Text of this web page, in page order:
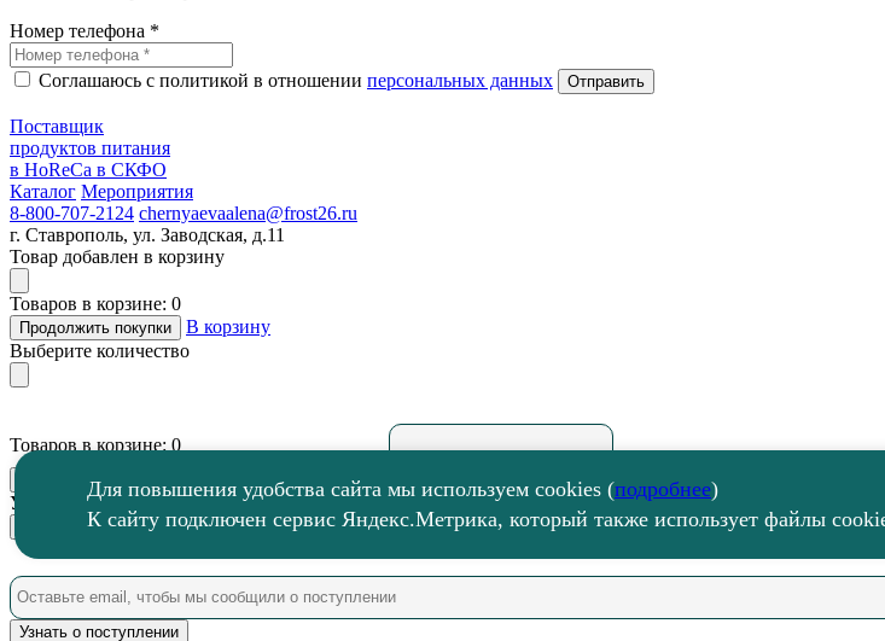
Для повышения удобства сайта мы используем cookies (подробнее)
К сайту подключен сервис Яндекс.Метрика, который также использует файлы
Номер телефона *
Соглашаюсь с политикой в отношении персональных данных Отправить
Поставщик
продуктов питания
в HoReCa в СКФО
Каталог Мероприятия
8-800-707-2124 chernyaevaalena@frost26.ru
г. Ставрополь, ул. Заводская, д.11
Товар добавлен в корзину
Товаров в корзине: 0
Продолжить покупки
В корзину
Выберите количество
Товаров в корзине: 0
Продолжить покупки
Узнать о поступлении
Узнать о поступлении